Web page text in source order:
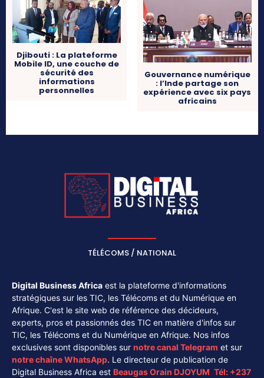
Djibouti : La plateforme
Mobile ID, une couche de
sécurité des
informations
personnelles
Gouvernance numérique
: l’Inde partage son
expérience avec six pays
africains
TÉLÉCOMS / NATIONAL
Digital Business Africa est la plateforme d'informations
stratégiques sur les TIC, les Télécoms et du Numérique en
Afrique. C'est le site web de référence des décideurs,
experts, pros et passionnés des TIC en matière d'infos sur
TIC, les Télécoms et du Numérique en Afrique. Nos infos
exclusives sont disponibles sur notre canal Telegram et sur
notre chaîneWhatsApp. Le directeur de publication de
Digital Business Africa est Beaugas Orain DJOYUM. Tél: +237